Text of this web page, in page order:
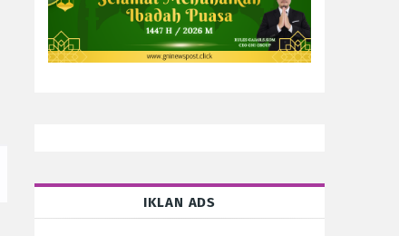
IKLAN ADS